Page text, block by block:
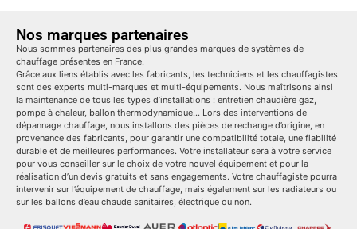
Nos marques partenaires
Nous sommes partenaires des plus grandes marques de systèmes de
chauffage présentes en France.
Grâce aux liens établis avec les fabricants, les techniciens et les chauffagistes
sont des experts multi-marques et multi-équipements. Nous maîtrisons ainsi
la maintenance de tous les types d’installations : entretien chaudière gaz,
pompe à chaleur, ballon thermodynamique… Lors des interventions de
dépannage chauffage, nous installons des pièces de rechange d’origine, en
provenance des fabricants, pour garantir une compatibilité totale, une fiabilité
durable et de meilleures performances. Votre installateur sera à votre service
pour vous conseiller sur le choix de votre nouvel équipement et pour la
réalisation d’un devis gratuits et sans engagements. Votre chauffagiste pourra
intervenir sur l’équipement de chauffage, mais également sur les radiateurs ou
sur les ballons d’eau chaude sanitaires, électrique ou non.